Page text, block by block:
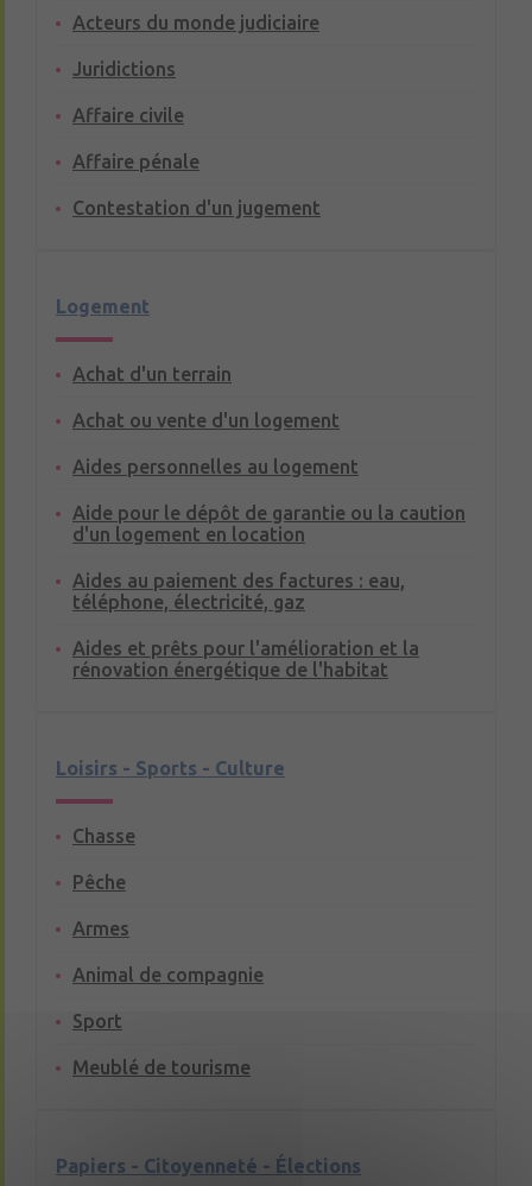
Acteurs du monde judiciaire
Juridictions
Affaire civile
Affaire pénale
Contestation d'un jugement
Logement
Achat d'un terrain
Achat ou vente d'un logement
Aides personnelles au logement
Aide pour le dépôt de garantie ou la caution
d'un logement en location
Aides au paiement des factures : eau,
téléphone, électricité, gaz
Aides et prêts pour l'amélioration et la
rénovation énergétique de l'habitat
Loisirs - Sports - Culture
Chasse
Pêche
Armes
Animal de compagnie
Sport
Meublé de tourisme
Papiers - Citoyenneté - Élections